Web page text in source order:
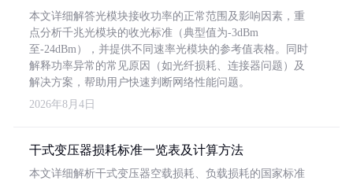
本文详细解答光模块接收功率的正常范围及影响因素，重
点分析千兆光模块的收光标准（典型值为-3dBm
至-24dBm），并提供不同速率光模块的参考值表格。同时
解释功率异常的常见原因（如光纤损耗、连接器问题）及
解决方案，帮助用户快速判断网络性能问题。
2026年8月4日
干式变压器损耗标准一览表及计算方法
本文详细解析干式变压器空载损耗、负载损耗的国家标准